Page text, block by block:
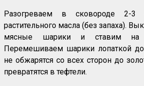
Разогреваем в сковороде 2-3
растительного масла (без запаха).
мясные шарики и ставим на
Перемешиваем шарики лопаткой
не обжарятся со всех сторон до
превратятся в тефтели.